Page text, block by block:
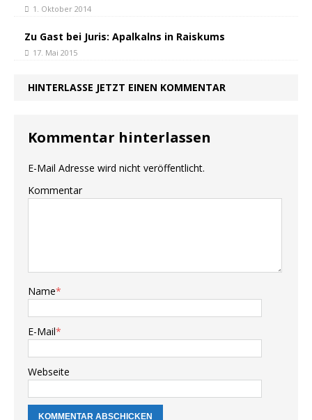
1. Oktober 2014
Zu Gast bei Juris: Apalkalns in Raiskums
17. Mai 2015
HINTERLASSE JETZT EINEN KOMMENTAR
Kommentar hinterlassen
E-Mail Adresse wird nicht veröffentlicht.
Kommentar
Name*
E-Mail*
Webseite